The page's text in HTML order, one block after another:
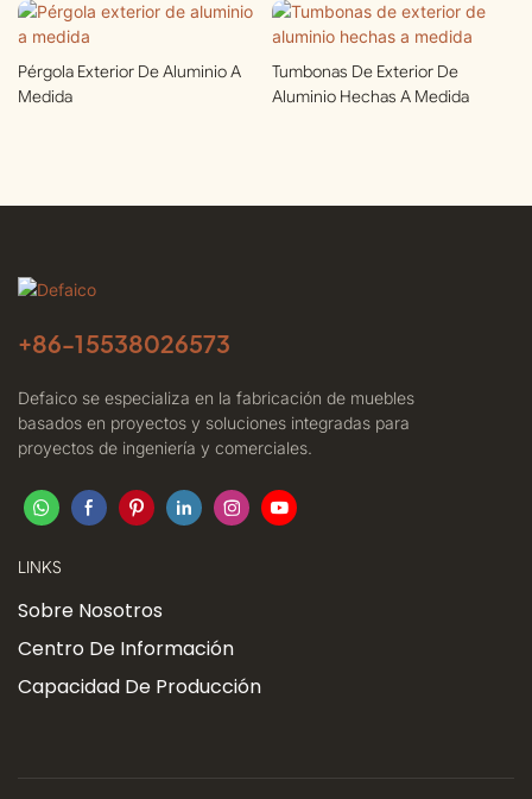
Pérgola Exterior De Aluminio A
Medida
Tumbonas De Exterior De
Aluminio Hechas A Medida
+86-15538026573
Defaico se especializa en la fabricación de muebles
basados ​​en proyectos y soluciones integradas para
proyectos de ingeniería y comerciales.
LINKS
Sobre Nosotros
Centro De Información
Capacidad De Producción